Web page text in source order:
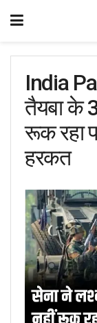
India
तैयबा के
रूक रहा
हरकत